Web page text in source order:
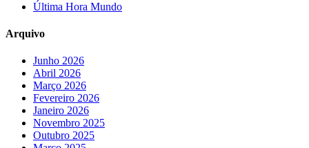
Última Hora Mundo
Arquivo
Junho 2026
Abril 2026
Março 2026
Fevereiro 2026
Janeiro 2026
Novembro 2025
Outubro 2025